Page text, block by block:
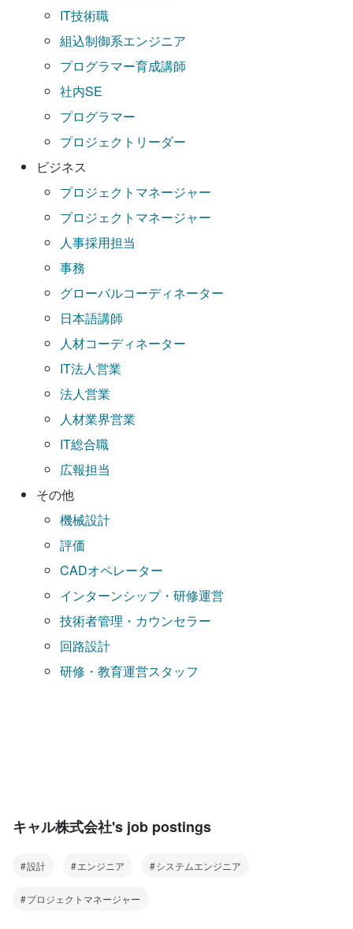
IT技術職
組込制御系エンジニア
プログラマー育成講師
社内SE
プログラマー
プロジェクトリーダー
ビジネス
プロジェクトマネージャー
プロジェクトマネージャー
人事採用担当
事務
グローバルコーディネーター
日本語講師
人材コーディネーター
IT法人営業
法人営業
人材業界営業
IT総合職
広報担当
その他
機械設計
評価
CADオペレーター
インターンシップ・研修運営
技術者管理・カウンセラー
回路設計
研修・教育運営スタッフ
キャル株式会社's job postings
設計 エンジニア システムエンジニア
プロジェクトマネージャー